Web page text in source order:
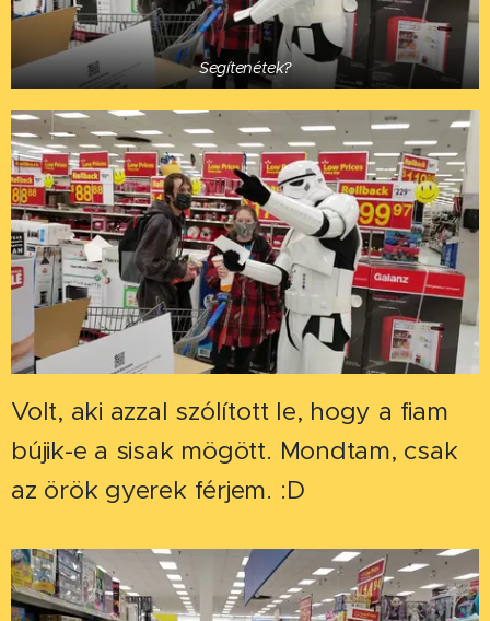
Segítenétek?
Volt, aki azzal szólított le, hogy a fiam
bújik-e a sisak mögött. Mondtam, csak
az örök gyerek férjem. :D